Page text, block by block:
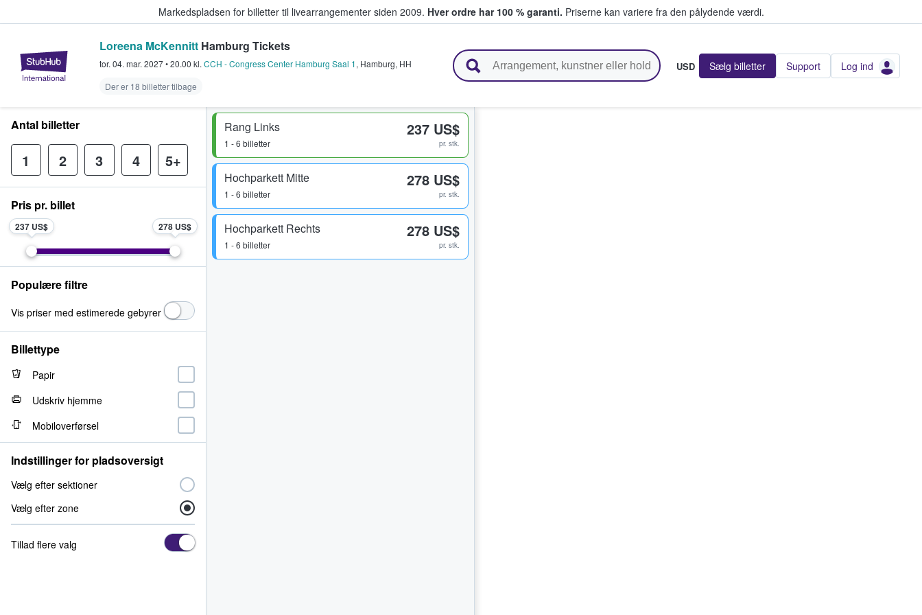
Markedspladsen for billetter til livearrangementer siden 2009. Hver ordre har 100 % garanti. Priserne kan variere fra den pålydende værdi.
StubHub - Hvor fans køber og sælger billetter
Loreena McKennitt Hamburg Tickets
tor. 04. mar. 2027•20.00 kl. CCH - Congress Center Hamburg Saal 1, Hamburg, HH
Der er 18 billetter tilbage
USD Sælg billetter Support Log ind
Rang Links
1 - 6 billetter
237 US$
pr. stk.
Hochparkett Mitte
1 - 6 billetter
278 US$
pr. stk.
Hochparkett Rechts
1 - 6 billetter
278 US$
pr. stk.
Antal billetter
1 2 3 4 5+
Pris pr. billet
237 US$ 278 US$
Populære filtre
Vis priser med estimerede gebyrer
Billettype
Papir
Udskriv hjemme
Mobiloverførsel
Indstillinger for pladsoversigt
Vælg efter sektioner
Vælg efter zone
Tillad flere valg